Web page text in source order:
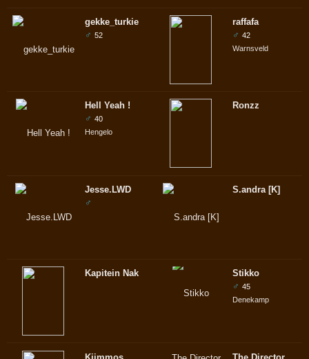
gekke_turkie
♂ 52
Hell Yeah !
♂ 40
Hengelo
Jesse.LWD
♂
Kapitein Nak
raffafa
♂ 42
Warnsveld
Ronzz
S.andra [K]
Stikko
♂ 45
Denekamp